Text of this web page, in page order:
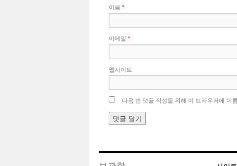
이름 *
이메일 *
웹사이트
다음 번 댓글 작성을 위해 이 브라우저에 이